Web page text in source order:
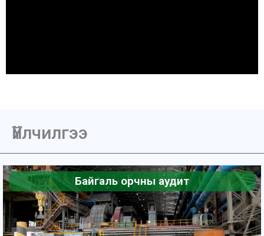
Үйлчилгээ
Байгаль орчны аудит